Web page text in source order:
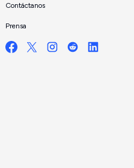
Contáctanos
Prensa